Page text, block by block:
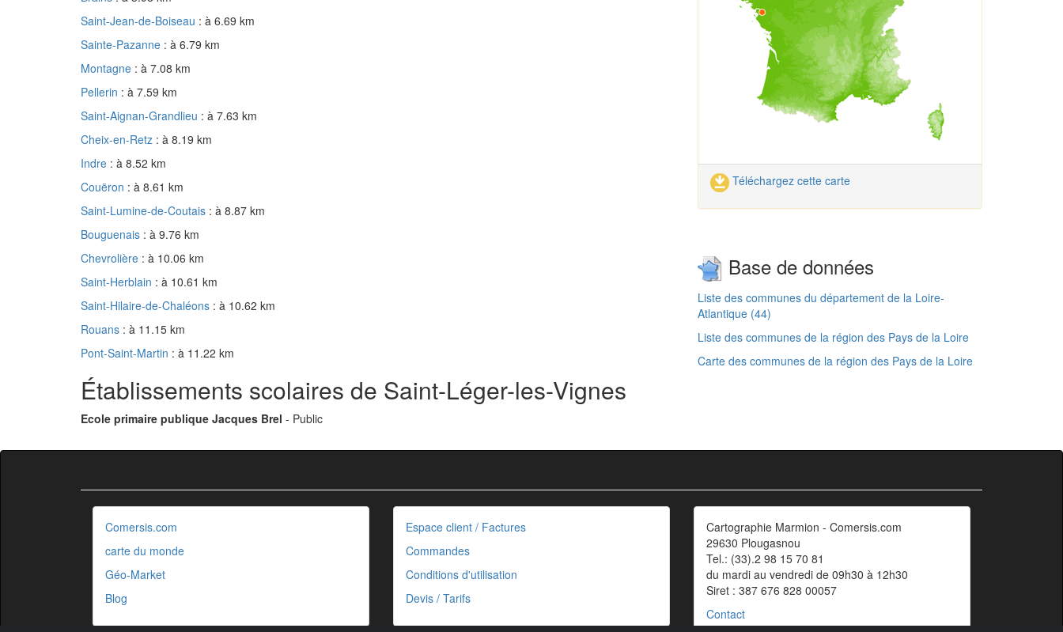
Saint-Jean-de-Boiseau : à 6.69 km
Sainte-Pazanne : à 6.79 km
Montagne : à 7.08 km
Pellerin : à 7.59 km
Saint-Aignan-Grandlieu : à 7.63 km
Cheix-en-Retz : à 8.19 km
Indre : à 8.52 km
Couëron : à 8.61 km
Saint-Lumine-de-Coutais : à 8.87 km
Bouguenais : à 9.76 km
Chevrolière : à 10.06 km
Saint-Herblain : à 10.61 km
Saint-Hilaire-de-Chaléons : à 10.62 km
Rouans : à 11.15 km
Pont-Saint-Martin : à 11.22 km
Établissements scolaires de Saint-Léger-les-Vignes
Ecole primaire publique Jacques Brel - Public
Téléchargez cette carte
Base de données
Liste des communes du département de la Loire-
Atlantique (44)
Liste des communes de la région des Pays de la Loire
Carte des communes de la région des Pays de la Loire
Comersis.com
carte du monde
Géo-Market
Blog
Espace client / Factures
Commandes
Conditions d'utilisation
Devis / Tarifs
Cartographie Marmion - Comersis.com
29630 Plougasnou
Tel.: (33).2 98 15 70 81
du mardi au vendredi de 09h30 à 12h30
Siret : 387 676 828 00057
Contact